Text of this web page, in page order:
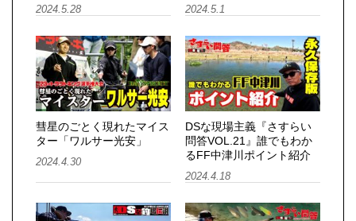
2024.5.28 2024.5.1
彗星のごとく現れたマイス
ター「ワルサー光安」
2024.4.30
DSな現場主義『さすらい
問答VOL.21』誰でもわか
るFF中津川ポイント紹介
2024.4.18